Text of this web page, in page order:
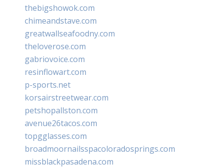
thebigshowok.com
chimeandstave.com
greatwallseafoodny.com
theloverose.com
gabriovoice.com
resinflowart.com
p-sports.net
korsairstreetwear.com
petshopallston.com
avenue26tacos.com
topgglasses.com
broadmoornailsspacoloradosprings.com
missblackpasadena.com